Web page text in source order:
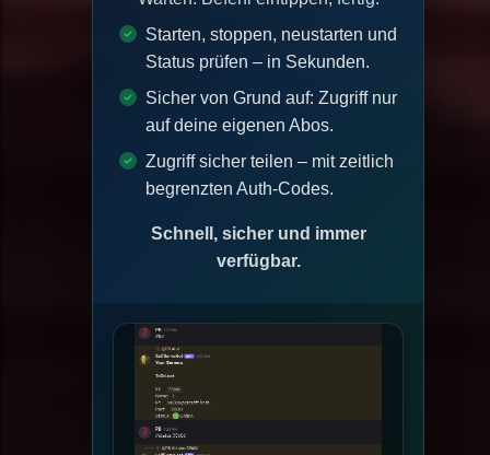
Starten, stoppen, neustarten und
Status prüfen – in Sekunden.
Sicher von Grund auf: Zugriff nur
auf deine eigenen Abos.
Zugriff sicher teilen – mit zeitlich
begrenzten Auth-Codes.
Schnell, sicher und immer
verfügbar.